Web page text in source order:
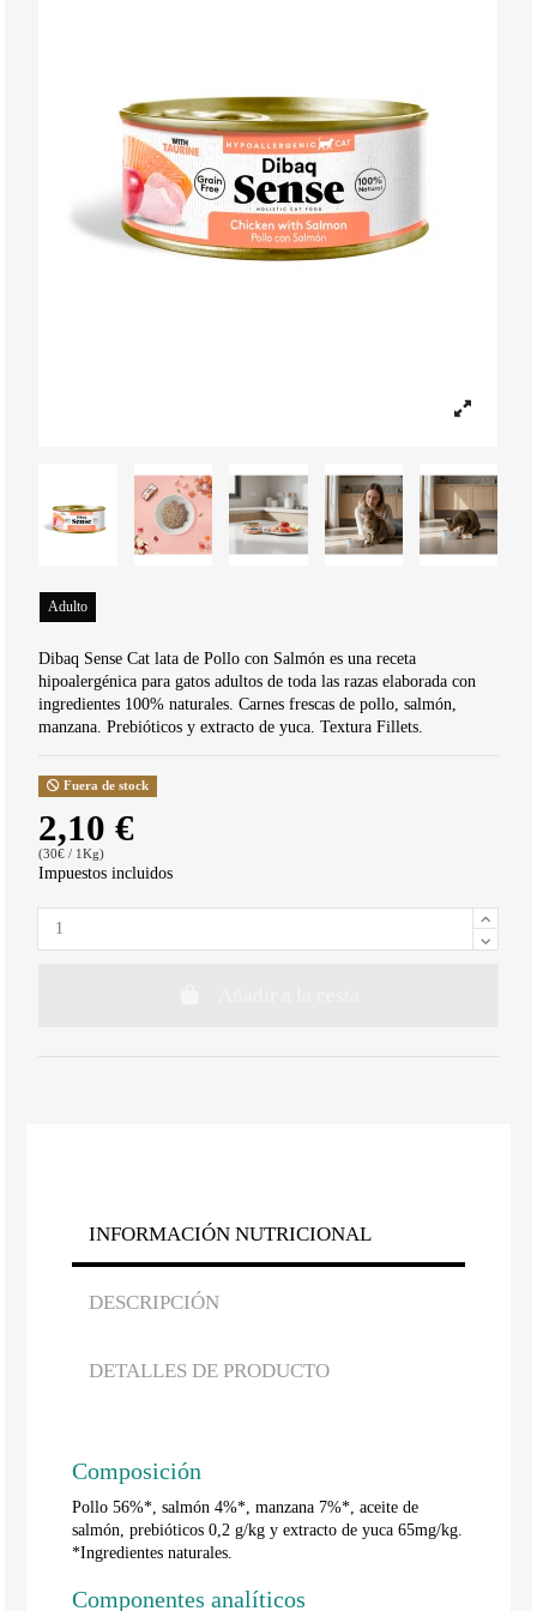
Adulto
Dibaq Sense Cat lata de Pollo con Salmón es una receta
hipoalergénica para gatos adultos de toda las razas elaborada con
ingredientes 100% naturales. Carnes frescas de pollo, salmón,
manzana. Prebióticos y extracto de yuca. Textura Fillets.
Fuera de stock
2,10 €
(30€ / 1Kg)
Impuestos incluidos
INFORMACIÓN NUTRICIONAL
DESCRIPCIÓN
DETALLES DE PRODUCTO
Composición
Pollo 56%*, salmón 4%*, manzana 7%*, aceite de
salmón, prebióticos 0,2 g/kg y extracto de yuca 65mg/kg.
*Ingredientes naturales.
Componentes analíticos